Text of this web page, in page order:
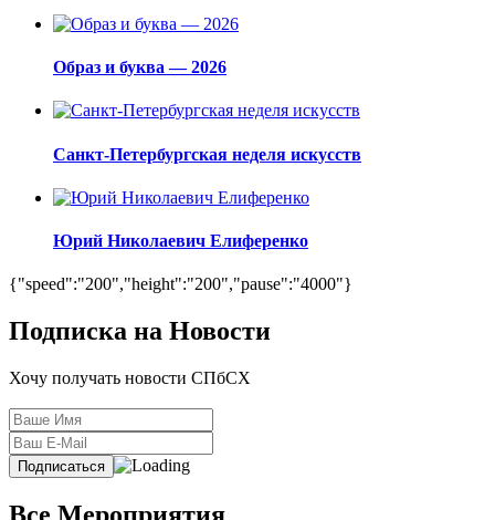
Образ и буква — 2026
Санкт-Петербургская неделя искусств
Юрий Николаевич Елиференко
{"speed":"200","height":"200","pause":"4000"}
Подписка на Новости
Хочу получать новости СПбСХ